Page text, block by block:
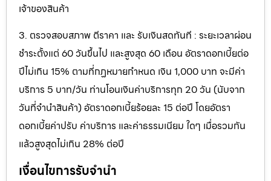
เจ้าของสินค้า
3. ตรวจสอบสภาพ ตีราคา และ รับเงินสดทันที : ระยะเวลาผ่อน
ชำระตั้งแต่ 60 วันขึ้นไป และสูงสุด 60 เดือน อัตราดอกเบี้ยต่อ
ปีไม่เกิน 15% ตามที่กฏหมายกำหนด เงิน 1,000 บาท จะมีค่า
บริการ 5 บาท/วัน ท่านโอนเงินค่าบริการทุก 20 วัน (นับจาก
วันที่จำนำสินค้า) อัตราดอกเบี้ยร้อยละ 15 ต่อปี โดยอัตรา
ดอกเบี้ยค่าปรับ ค่าบริการ และค่าธรรมเนียม ใดๆ เมื่อรวมกัน
แล้วสูงสุดไม่เกิน 28% ต่อปี
เงื่อนไขการรับจำนำ